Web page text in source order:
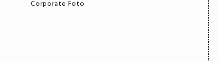
Corporate Foto